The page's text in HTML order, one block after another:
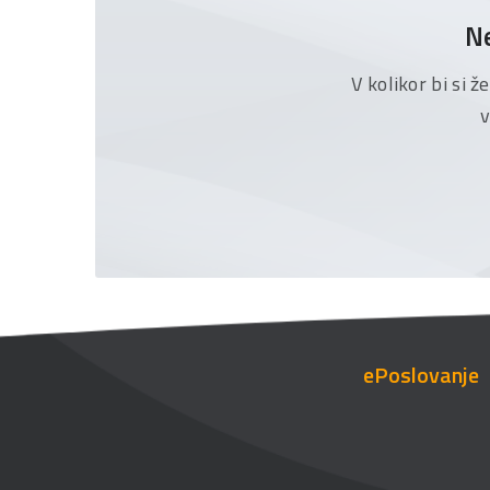
V kolikor bi si
ePoslovanje